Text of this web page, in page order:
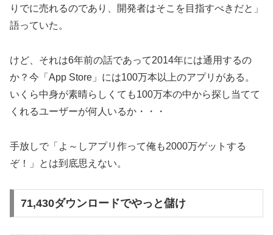
りでに売れるのであり、開発者はそこを目指すべきだと」
語っていた。
けど、それは6年前の話であって2014年には通用するの
か？今「App Store」には100万本以上のアプリがある。
いくら中身が素晴らしくても100万本の中から探し当てて
くれるユーザーが何人いるか・・・
手放しで「よ～しアプリ作って俺も2000万ゲットする
ぞ！」とは到底思えない。
71,430ダウンロードでやっと儲け